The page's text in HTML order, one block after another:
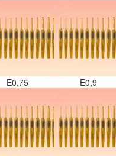
E0,75 E0,9